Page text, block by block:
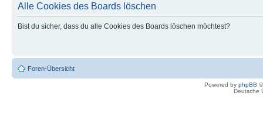
Alle Cookies des Boards löschen
Bist du sicher, dass du alle Cookies des Boards löschen möchtest?
Foren-Übersicht
Powered by phpBB
Deutsche